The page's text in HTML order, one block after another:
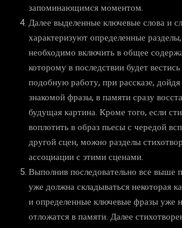
запоминающимся моментом.
Далее выделенные ключевые слова и
характеризуют определенные
необходимо включить в общее
которому в последствии будет
подобную работу, при рассказе,
знакомой фразы, в памяти сразу
будущая картина. Кроме того, если
воплотить в образ пьесы с чередой
другой сцен, можно разделы
ассоциации с этими сценами.
Выполнив последовательно все выше
уже должна складываться некоторая
и определенные ключевые фразы уже
отложатся в памяти. Далее